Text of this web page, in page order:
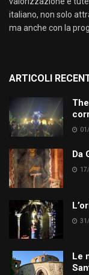
italiano, non solo
ma anche con la
ARTICOLI
Da
Le